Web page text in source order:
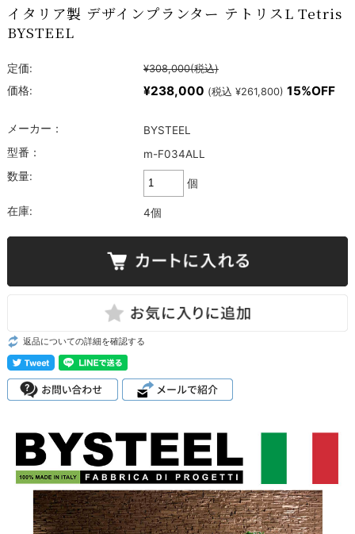
イタリア製 デザインプランター テトリスL Tetris
BYSTEEL
定価: ¥308,000(税込)
価格: ¥238,000 (税込 ¥261,800) 15%OFF
メーカー：
BYSTEEL
型番：
m-F034ALL
数量:
個
在庫: 4個
返品についての詳細を確認する